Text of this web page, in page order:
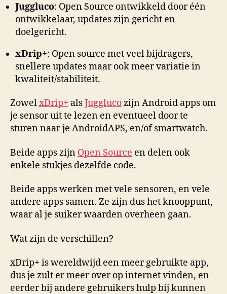
Juggluco: Open Source ontwikkeld door één
ontwikkelaar, updates zijn gericht en
doelgericht.
xDrip+: Open source met veel bijdragers,
snellere updates maar ook meer variatie in
kwaliteit/stabiliteit.
ZowelxDrip+ alsJugglucozijn Android apps om
je sensor uit te lezen en eventueel door te
sturen naar je AndroidAPS, en/of smartwatch.
Beide apps zijn Open Source en delen ook
enkele stukjes dezelfde code.
Beide apps werken met vele sensoren, en vele
andere apps samen. Ze zijn dus het knooppunt,
waar al je suiker waarden overheen gaan.
Wat zijn de verschillen?
xDrip+ is wereldwijd een meer gebruikte app,
dus je zult er meer over op internet vinden, en
eerder bij andere gebruikers hulp bij kunnen